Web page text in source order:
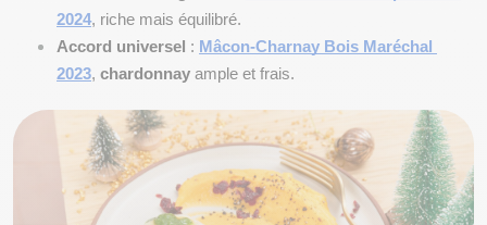
2024, riche mais équilibré.
Accord universel : Mâcon-Charnay Bois Maréchal
2023, chardonnay ample et frais.